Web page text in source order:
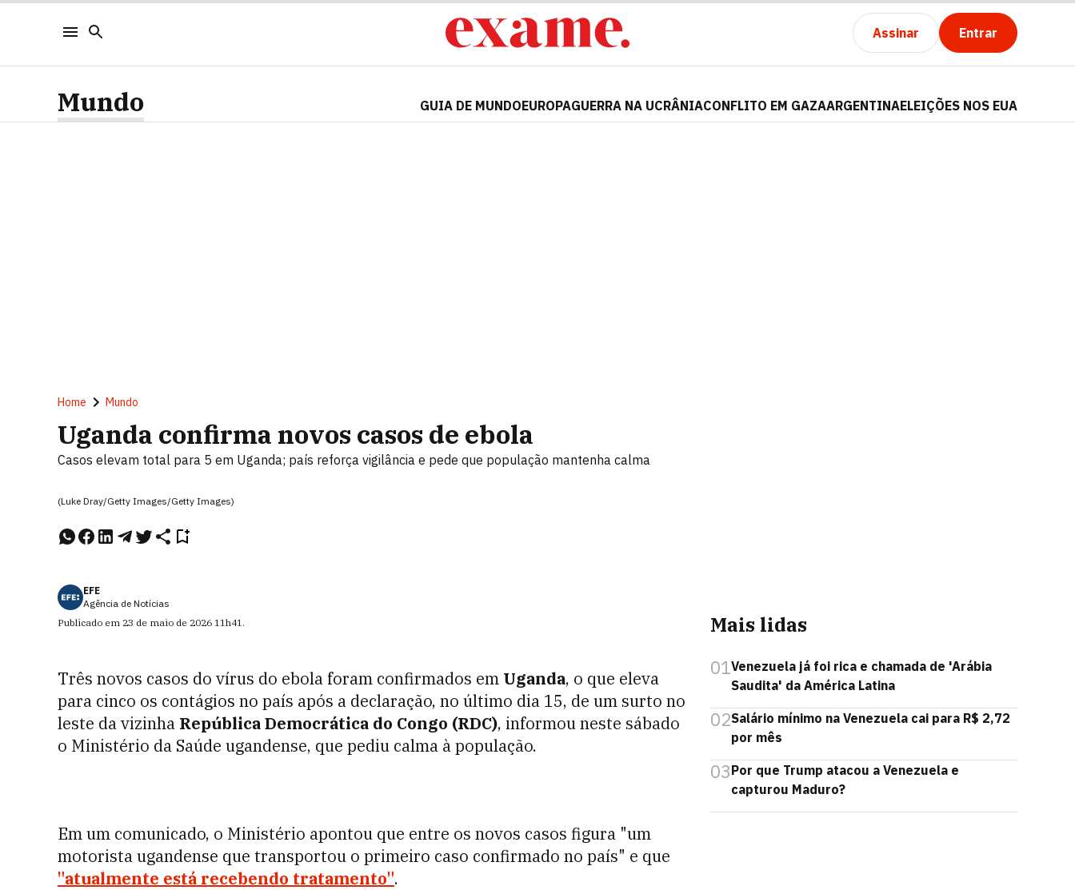
Assinar Entrar
Mundo GUIA DE MUNDOEUROPAGUERRA NA UCRÂNIACONFLITO EM GAZAARGENTINAELEIÇÕES NOS EUA
Home Mundo
Uganda confirma novos casos de ebola
Casos elevam total para 5 em Uganda; país reforça vigilância e pede que população mantenha calma
(Luke Dray/Getty Images/Getty Images)
EFE
Agência de Notícias
Publicado em 23 de maio de 2026 11h41.
Três novos casos do vírus do ebola foram confirmados em Uganda, o que eleva
para cinco os contágios no país após a declaração, no último dia 15, de um surto no
leste da vizinha República Democrática do Congo (RDC), informou neste sábado
o Ministério da Saúde ugandense, que pediu calma à população.
Em um comunicado, o Ministério apontou que entre os novos casos figura "um
motorista ugandense que transportou o primeiro caso confirmado no país" e que
"atualmente está recebendo tratamento".
Mais lidas
01Venezuela já foi rica e chamada de 'Arábia
Saudita' da América Latina
02Salário mínimo na Venezuela cai para R$ 2,72
por mês
03Por que Trump atacou a Venezuela e
capturou Maduro?